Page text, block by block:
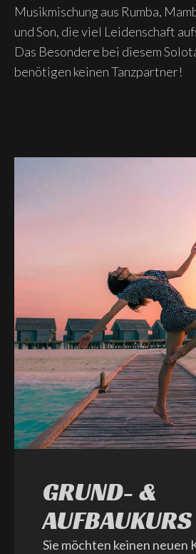
Musikmischung aus Rumba,
und Son, die viel Leidenschaft
Das Besondere bei diesem
benötigen keinen Tanzpartner!
GRUND- &
AUFBAUKURS
Sie möchten keinen neuen